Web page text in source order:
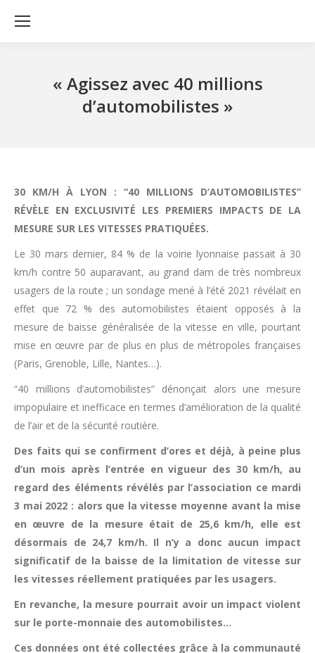
« Agissez avec 40 millions
d’automobilistes »
30 KM/H À LYON : “40 MILLIONS D’AUTOMOBILISTES”
RÉVÈLE EN EXCLUSIVITÉ LES PREMIERS IMPACTS DE LA
MESURE SUR LES VITESSES PRATIQUÉES.
Le 30 mars dernier, 84 % de la voirie lyonnaise passait à 30
km/h contre 50 auparavant, au grand dam de très nombreux
usagers de la route ; un sondage mené à l’été 2021 révélait en
effet que 72 % des automobilistes étaient opposés à la
mesure de baisse généralisée de la vitesse en ville, pourtant
mise en œuvre par de plus en plus de métropoles françaises
(Paris, Grenoble, Lille, Nantes…).
“40 millions d’automobilistes” dénonçait alors une mesure
impopulaire et inefficace en termes d’amélioration de la qualité
de l’air et de la sécurité routière.
Des faits qui se confirment d’ores et déjà, à peine plus
d’un mois après l’entrée en vigueur des 30 km/h, au
regard des éléments révélés par l’association ce mardi
3 mai 2022 : alors que la vitesse moyenne avant la mise
en œuvre de la mesure était de 25,6 km/h, elle est
désormais de 24,7 km/h. Il n’y a donc aucun impact
significatif de la baisse de la limitation de vitesse sur
les vitesses réellement pratiquées par les usagers.
En revanche, la mesure pourrait avoir un impact violent
sur le porte-monnaie des automobilistes…
Ces données ont été collectées grâce à la communauté